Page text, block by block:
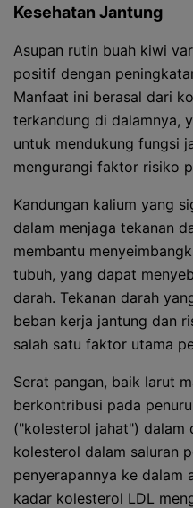
Kesehatan Jantung
Asupan rutin buah kiwi
positif dengan
Manfaat ini berasal dari
terkandung di dalamnya,
untuk mendukung fungsi
mengurangi faktor risiko
Kandungan kalium yang
dalam menjaga tekanan
membantu
tubuh, yang dapat
darah. Tekanan darah
beban kerja jantung dan
salah satu faktor utama
Serat pangan, baik larut
berkontribusi pada
("kolesterol jahat") dalam
kolesterol dalam saluran
penyerapannya ke dalam
kadar kolesterol LDL